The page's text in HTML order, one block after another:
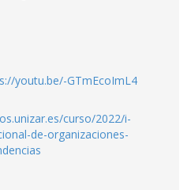
youtu.be/-GTmEcoImL4
curso/2022/i-
de-organizaciones-